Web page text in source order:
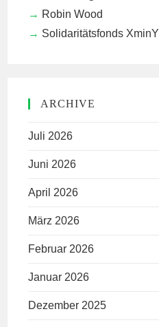
Robin Wood
Solidaritätsfonds XminY
ARCHIVE
Juli 2026
Juni 2026
April 2026
März 2026
Februar 2026
Januar 2026
Dezember 2025